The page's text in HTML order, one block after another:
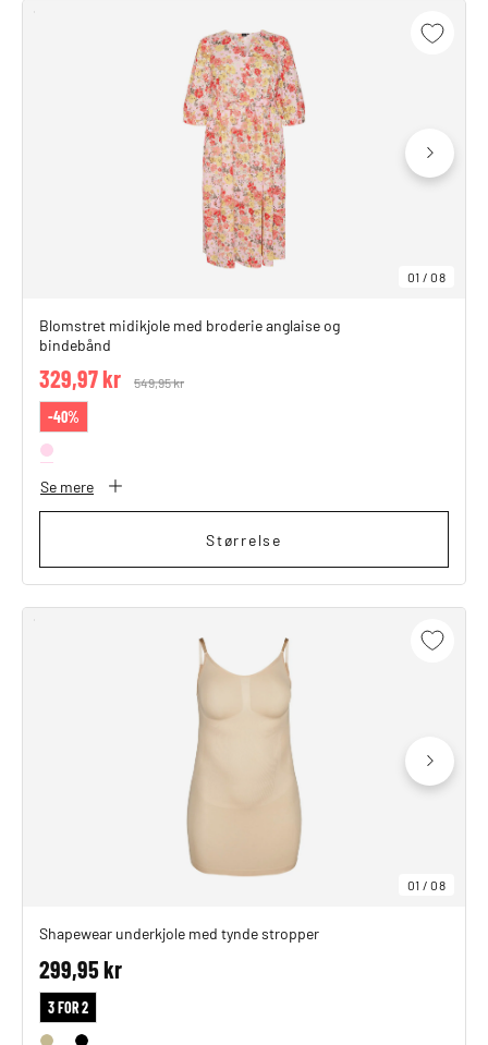
01 /08
Blomstret midikjole med broderie anglaise og
bindebånd
Price reduced from
549,95 kr
329,97 kr
-40%
Se mere
Størrelse
01 /08
Shapewear underkjole med tynde stropper
299,95 kr
3 FOR 2